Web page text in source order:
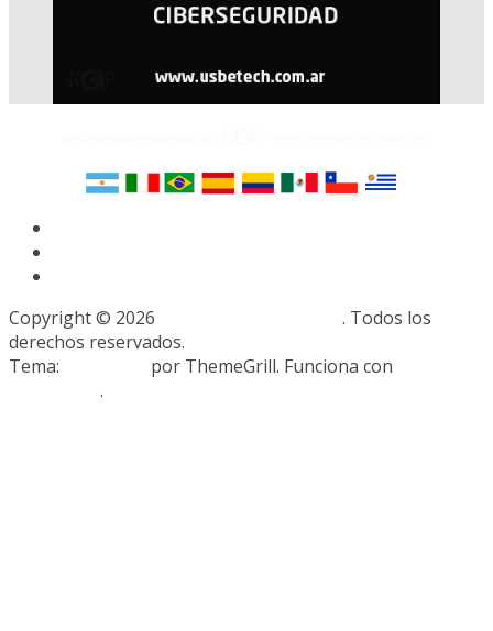
Copyright © 2026
. Todos los
derechos reservados.
Tema:
por ThemeGrill. Funciona con
.